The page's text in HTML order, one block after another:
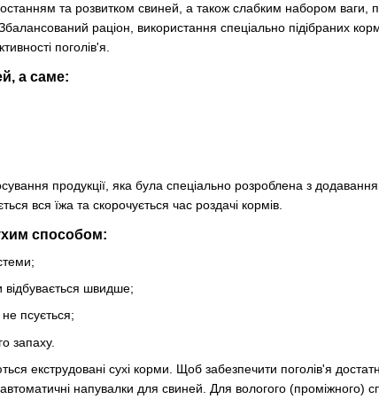
та розвитком свиней, а також слабким набором ваги,
раціон, використання спеціально підібраних
поголів'я.
а саме:
продукції, яка була спеціально розроблена з
вся їжа та скорочується час роздачі кормів.
способом:
відбувається швидше;
псується;
запаху.
екструдовані сухі корми. Щоб забезпечити поголів'я
напувалки для свиней. Для вологого (проміжного)